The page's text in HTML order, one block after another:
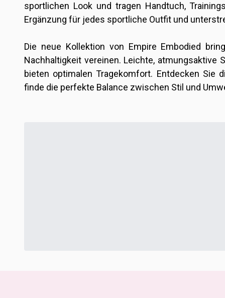
sportlichen Look und tragen Handtuch,
Ergänzung für jedes sportliche Outfit und
Die neue Kollektion von Empire Embodied
Nachhaltigkeit vereinen. Leichte, atmungsaktive
bieten optimalen Tragekomfort. Entdecken Sie
finde die perfekte Balance zwischen Stil und